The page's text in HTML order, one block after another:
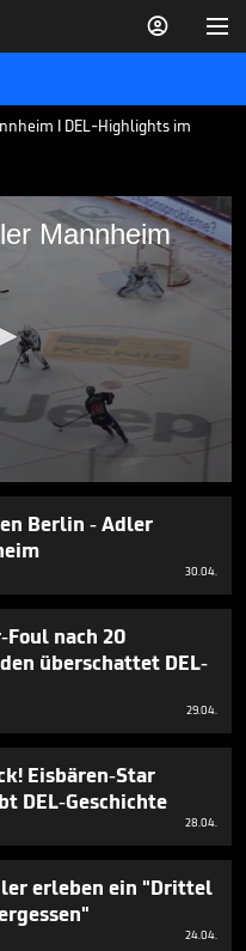


I DEL-Highlights im
Mannheim
Berlin - Adler
perfekt:
schreiben
Berlin - Adler
30.04.
Foul nach 20
überschattet DEL-
29.04.
Eisbären-Star
DEL-Geschichte
28.04.
erleben ein "Drittel
24.04.